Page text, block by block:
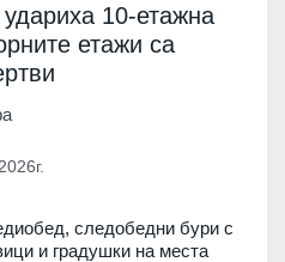
10-етажна
етажи са
следобедни бури с
и градушки на места